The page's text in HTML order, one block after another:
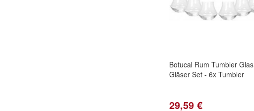
Botucal Rum Tumbler Glas
Gläser Set - 6x Tumbler
29,59 €